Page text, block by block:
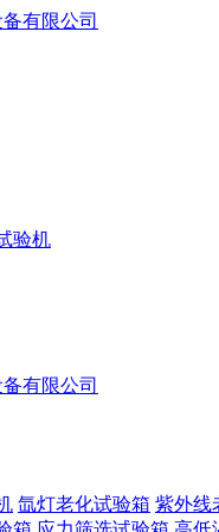
验机
氙灯老化试验箱 紫外线